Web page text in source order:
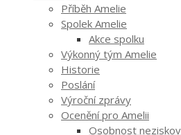
Příběh Amelie
Spolek Amelie
Akce spolku
Výkonný tým Amelie
Historie
Poslání
Výroční zprávy
Ocenění pro Amelii
Osobnost